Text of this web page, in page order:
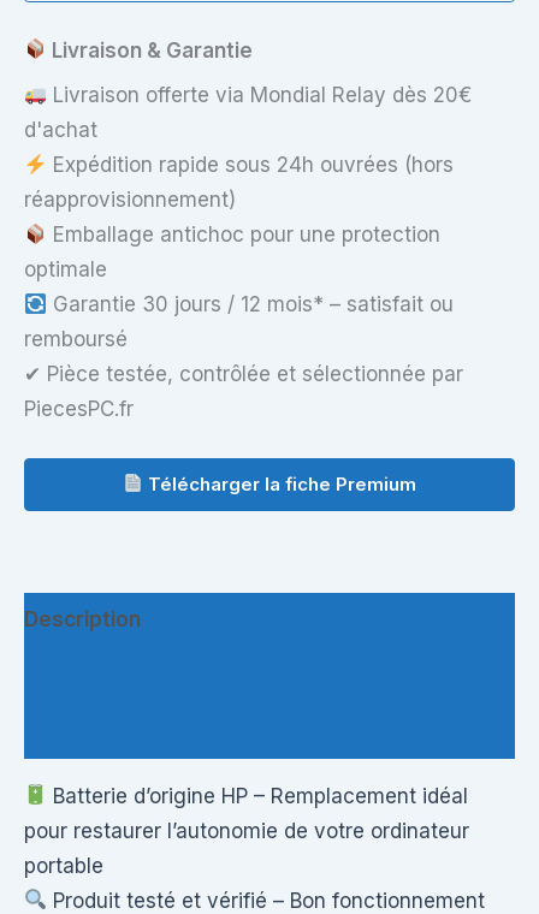
Livraison & Garantie
Livraison offerte via Mondial Relay dès 20€
d'achat
Expédition rapide sous 24h ouvrées (hors
réapprovisionnement)
Emballage antichoc pour une protection
optimale
Garantie 30 jours / 12 mois* – satisfait ou
remboursé
✔ Pièce testée, contrôlée et sélectionnée par
PiecesPC.fr
Télécharger la fiche Premium
Description
Batterie d’origine HP – Remplacement idéal
pour restaurer l’autonomie de votre ordinateur
portable
Produit testé et vérifié – Bon fonctionnement